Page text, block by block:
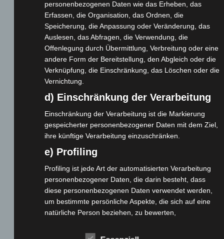
Cashback-Aktion
Händler werden
Home
Gemeinsam spenden
Kontakt
Produktpalette
Elektro-Fahrräder
Elektro-Kabinenroller
Elektro-Klappräder
Elektro-Lastendreiräder
personenbezogenen Daten wie das Erheben, das
Erfassen, die Organisation, das Ordnen, die
Speicherung, die Anpassung oder Veränderung, das
Auslesen, das Abfragen, die Verwendung, die
Offenlegung durch Übermittlung, Verbreitung oder eine
andere Form der Bereitstellung, den Abgleich oder die
Verknüpfung, die Einschränkung, das Löschen oder die
Vernichtung.
d) Einschränkung der Verarbeitung
Einschränkung der Verarbeitung ist die Markierung
gespeicherter personenbezogener Daten mit dem Ziel,
ihre künftige Verarbeitung einzuschränken.
e) Profiling
Profiling ist jede Art der automatisierten Verarbeitung
personenbezogener Daten, die darin besteht, dass
diese personenbezogenen Daten verwendet werden,
um bestimmte persönliche Aspekte, die sich auf eine
natürliche Person beziehen, zu bewerten,
wirtschaftlicher Lage, Gesundheit, persönlicher